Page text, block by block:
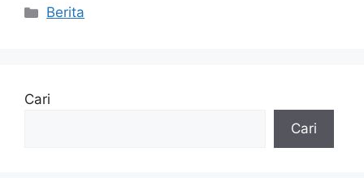
Kategori
Berita
Cari
Cari